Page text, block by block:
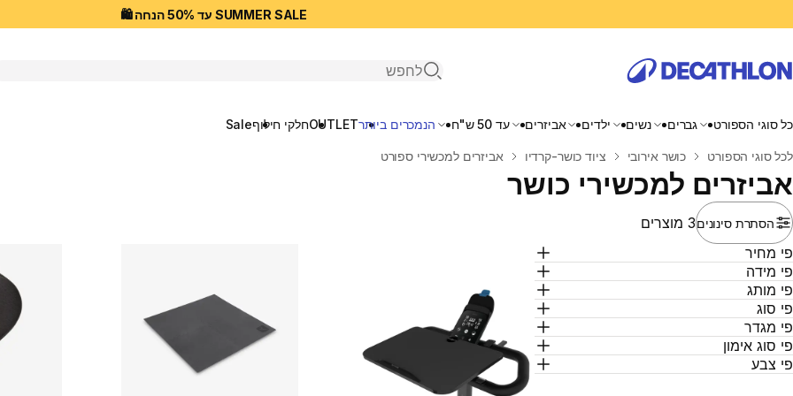
SUMMER SALE עד 50% הנחה 🛍️
פתיחת חיפוש
כל סוגי הספורט גברים נשים ילדים אביזרים עד 50 ש"ח הנמכרים ביותרOUTLETחלקי חילוףSale
בית
לכל סוגי הספורט כושר אירובי ציוד כושר-קרדיו אביזרים למכשירי ספורט
אביזרים למכשירי כושר
הסתרת סינונים3 מוצרים
מחיר
מידה
מותג
סוג
מגדר
סוג אימון
צבע